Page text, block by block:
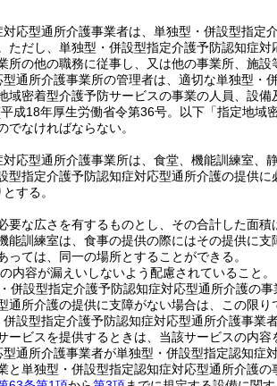
応型通所介護事業者は、単独型・併設型指
ただし、単独型・併設型指定介護予防認知症
所の他の職務に従事し、又は他の事業所、施
通所介護事業所の管理者は、適切な単独型
域密着型介護予防サービスの事業の人員、設
成18年厚生労働省令第36号。以下「指定地域
なければならない。
応型通所介護事業所は、食堂、機能訓練室
型指定介護予防認知症対応型通所介護の提供
する。
要な広さを有するものとし、その合計した面
能訓練室は、食事の提供の際にはその提供に
ては、同一の場所とすることができる。
容が漏えいしないよう配慮されていること。
併設型指定介護予防認知症対応型通所介護の
通所介護の提供に支障がない場合は、この限り
設型指定介護予防認知症対応型通所介護事業
ービスを提供するときは、当該サービスの内
通所介護事業者が単独型・併設型指定認知
と単独型・併設型指定認知症対応型通所介護